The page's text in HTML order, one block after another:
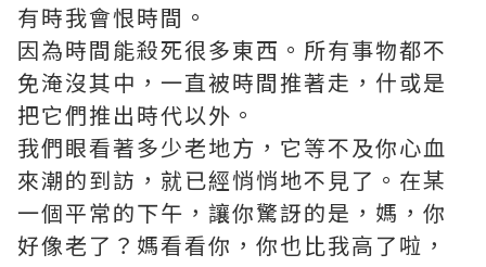
有時我會恨時間。
因為時間能殺死很多東西。所有事物都不
免淹沒其中，一直被時間推著走，什或是
把它們推出時代以外。
我們眼看著多少老地方，它等不及你心血
來潮的到訪，就已經悄悄地不見了。在某
一個平常的下午，讓你驚訝的是，媽，你
好像老了？媽看看你，你也比我高了啦，